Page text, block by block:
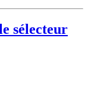
sélecteur